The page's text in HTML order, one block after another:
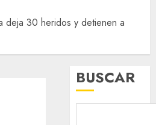
deja 30 heridos y detienen a
BUSCAR